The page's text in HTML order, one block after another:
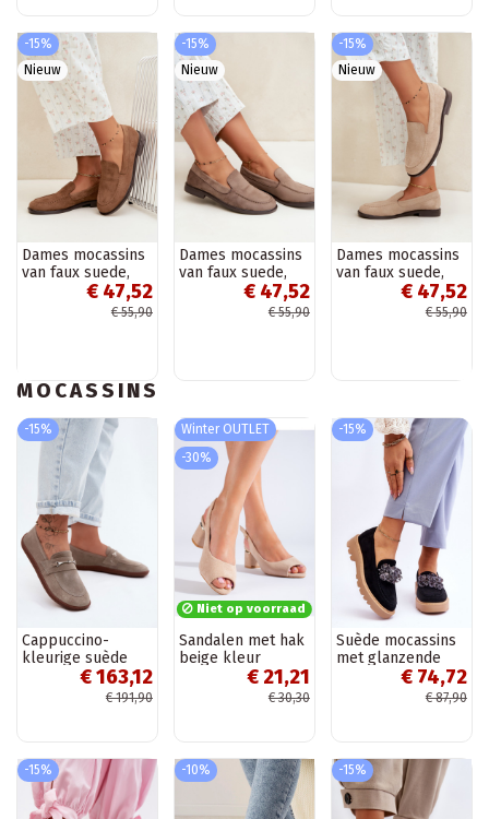
-15%
Nieuw
Dames mocassins
van faux suede,
bruin Laisie€ 47,52
€ 55,90
-15%
Nieuw
Dames mocassins
van faux suede,
kleikleur Laisie
€ 47,52
€ 55,90
-15%
Nieuw
Dames mocassins
van faux suede,
zandkleur Laisie
€ 47,52
€ 55,90
MOCASSINS
-15%
Cappuccino-
kleurige suède
mocassins
Barefoot Zazoo
€ 163,12
€ 191,90
Winter OUTLET
-30%
Niet op voorraad
Sandalen met hak
beige kleur
€ 21,21
€ 30,30
-15%
Suède mocassins
met glanzende
oogjes in de kleur
zwart Demeris
€ 74,72
€ 87,90
-15% -10% -15%